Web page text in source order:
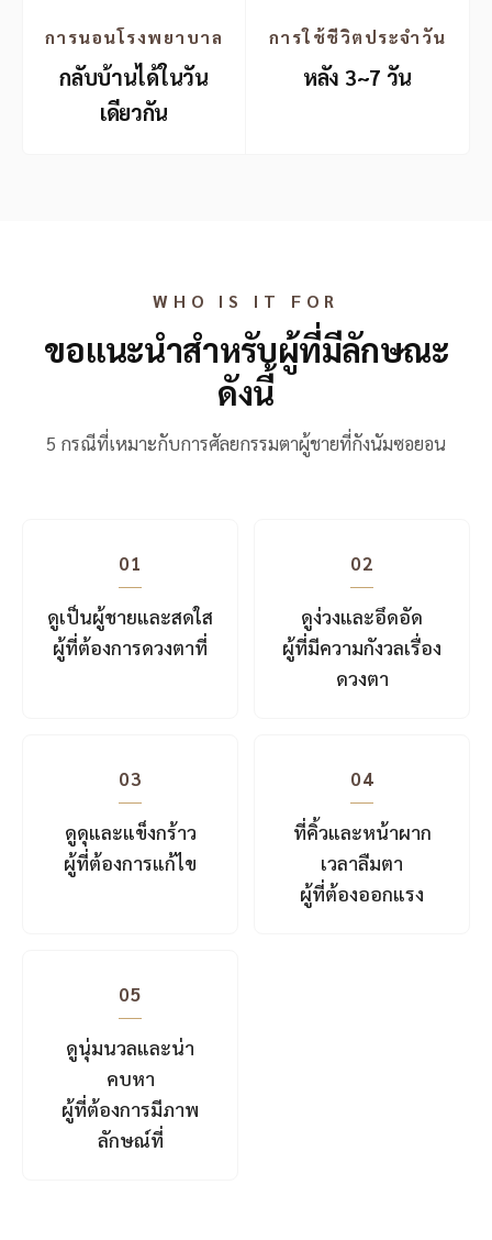
การนอนโรงพยาบาล
กลับบ้านได้ในวัน
เดียวกัน
การใช้ชีวิตประจำวัน
หลัง 3~7 วัน
WHO IS IT FOR
ขอแนะนำสำหรับผู้ที่มีลักษณะ
ดังนี้
5 กรณีที่เหมาะกับการศัลยกรรมตาผู้ชายที่กังนัมซอยอน
01
ดูเป็นผู้ชายและสดใส
ผู้ที่ต้องการดวงตาที่
02
ดูง่วงและอึดอัด
ผู้ที่มีความกังวลเรื่อง
ดวงตา
03
ดูดุและแข็งกร้าว
ผู้ที่ต้องการแก้ไข
04
ที่คิ้วและหน้าผาก
เวลาลืมตา
ผู้ที่ต้องออกแรง
05
ดูนุ่มนวลและน่า
คบหา
ผู้ที่ต้องการมีภาพ
ลักษณ์ที่